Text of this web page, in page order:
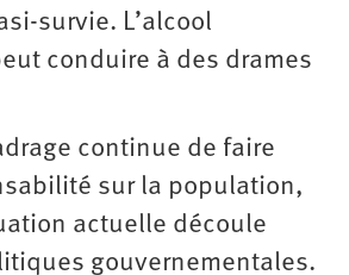
­survie. L’alcool
conduire à des drames
continue de faire
sur la population,
actuelle découle
gouvernementales.